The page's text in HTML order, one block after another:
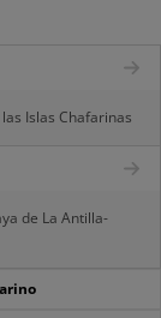
Islas Chafarinas
de La Antilla-